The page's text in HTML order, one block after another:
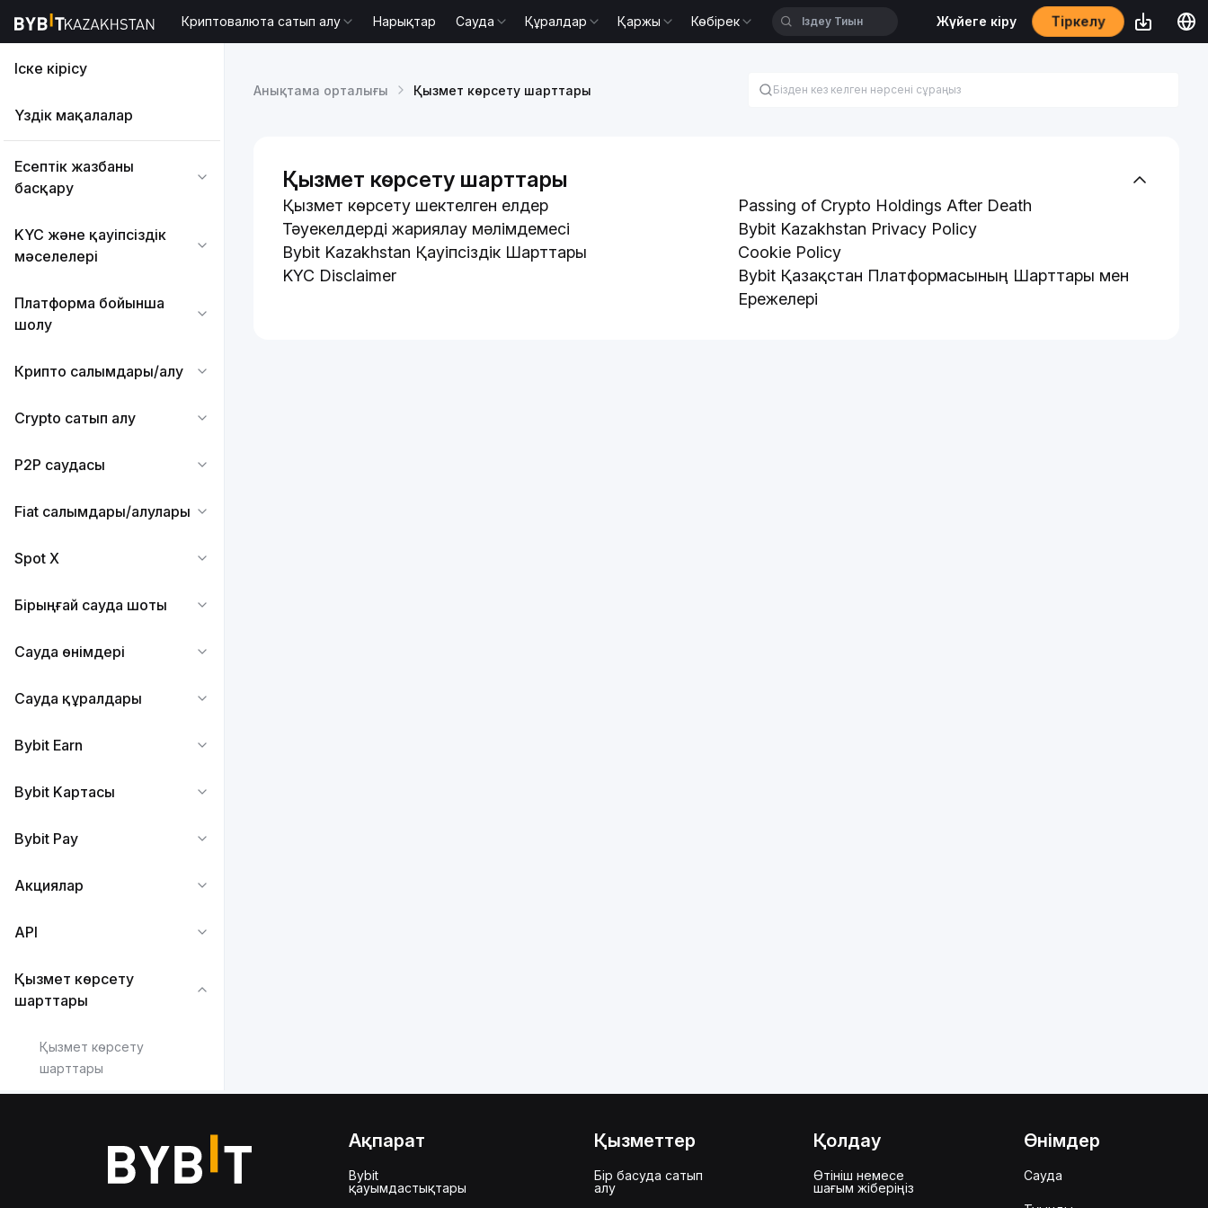
Криптовалюта сатып алу Нарықтар Сауда Құралдар Қаржы Көбірек Жүйеге кіру Тіркелу
Іске кірісу
Үздік мақалалар
Есептік жазбаны
басқару
KYC және қауіпсіздік
мәселелері
Платформа бойынша
шолу
Крипто салымдары/алу
Crypto сатып алу
P2P саудасы
Fiat салымдары/алулары
Spot X
Бірыңғай сауда шоты
Сауда өнімдері
Сауда құралдары
Bybit Earn
Bybit Kартасы
Bybit Pay
Акциялар
API
Қызмет көрсету
шарттары
Қызмет көрсету
шарттары
Анықтама орталығы Қызмет көрсету шарттары
Қызмет көрсету шарттары
Қызмет көрсету шектелген елдер
Passing of Crypto Holdings After Death
Тәуекелдерді жариялау мәлімдемесі
Bybit Kazakhstan Privacy Policy
Bybit Kazakhstan Қауіпсіздік Шарттары
Cookie Policy
KYC Disclaimer
Bybit Қазақстан Платформасының Шарттары мен
Ережелері
Ақпарат
Bybit
қауымдастықтары
Қызметтер
Бір басуда сатып
алу
Қолдау
Өтініш немесе
шағым жіберіңіз
Өнімдер
Сауда